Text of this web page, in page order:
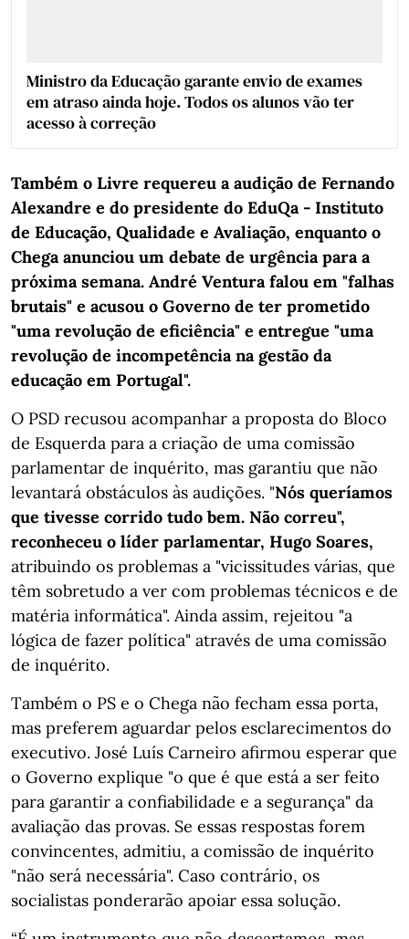
Ministro da Educação garante envio de exames
em atraso ainda hoje. Todos os alunos vão ter
acesso à correção
Também o Livre requereu a audição de Fernando
Alexandre e do presidente do EduQa - Instituto
de Educação, Qualidade e Avaliação, enquanto o
Chega anunciou um debate de urgência para a
próxima semana. André Ventura falou em "falhas
brutais" e acusou o Governo de ter prometido
"uma revolução de eficiência" e entregue "uma
revolução de incompetência na gestão da
educação em Portugal".
O PSD recusou acompanhar a proposta do Bloco
de Esquerda para a criação de uma comissão
parlamentar de inquérito, mas garantiu que não
levantará obstáculos às audições. "Nós queríamos
que tivesse corrido tudo bem. Não correu",
reconheceu o líder parlamentar, Hugo Soares,
atribuindo os problemas a "vicissitudes várias, que
têm sobretudo a ver com problemas técnicos e de
matéria informática". Ainda assim, rejeitou "a
lógica de fazer política" através de uma comissão
de inquérito.
Também o PS e o Chega não fecham essa porta,
mas preferem aguardar pelos esclarecimentos do
executivo. José Luís Carneiro afirmou esperar que
o Governo explique "o que é que está a ser feito
para garantir a confiabilidade e a segurança" da
avaliação das provas. Se essas respostas forem
convincentes, admitiu, a comissão de inquérito
"não será necessária". Caso contrário, os
socialistas ponderarão apoiar essa solução.